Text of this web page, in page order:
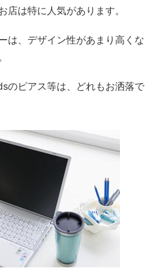
店は特に人気があります。
は、デザイン性があまり高くな
のピアス等は、どれもお洒落で